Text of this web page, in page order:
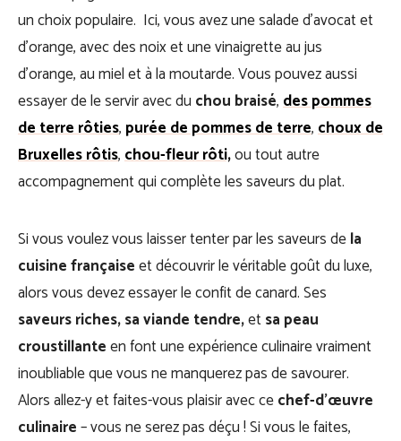
un choix populaire. Ici, vous avez une salade d’avocat et
d’orange, avec des noix et une vinaigrette au jus
d’orange, au miel et à la moutarde. Vous pouvez aussi
essayer de le servir avec du chou braisé,des pommes
de terre rôties, puréede pommes de terre,choux de
Bruxelles rôtis,chou-fleur rôti,ou tout autre
accompagnement qui complète les saveurs du plat.
Si vous voulez vous laisser tenter par les saveurs dela
cuisine françaiseet découvrir le véritable goût du luxe,
alors vous devez essayer le confit de canard. Ses
saveurs riches, sa viande tendre,etsa peau
croustillanteen font une expérience culinaire vraiment
inoubliable que vous ne manquerez pas de savourer.
Alors allez-y et faites-vous plaisir avec cechef-d’œuvre
culinaire– vous ne serez pas déçu ! Si vous le faites,